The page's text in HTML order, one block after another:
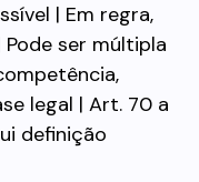
| Em regra,
ser múltipla
legal | Art. 70 a
definição